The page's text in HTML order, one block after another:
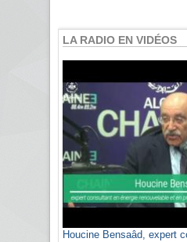
LA RADIO EN VIDÉOS
Houcine Bensaâd, expert